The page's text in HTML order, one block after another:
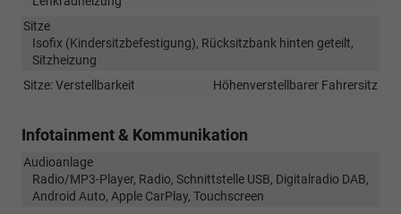
Sitze
Isofix (Kindersitzbefestigung), Rücksitzbank hinten geteilt,
Sitzheizung
Sitze: Verstellbarkeit
Höhenverstellbarer Fahrersitz
Infotainment & Kommunikation
Audioanlage
Radio/MP3-Player, Radio, Schnittstelle USB, Digitalradio DAB,
Android Auto, Apple CarPlay, Touchscreen